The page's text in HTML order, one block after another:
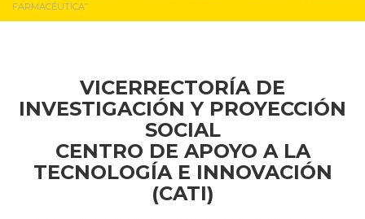
FARMACÉUTICA”
VICERRECTORÍA DE
INVESTIGACIÓN Y PROYECCIÓN
SOCIAL
CENTRO DE APOYO A LA
TECNOLOGÍA E INNOVACIÓN
(CATI)